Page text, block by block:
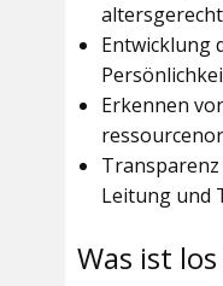
Entwicklung
Erkennen
Leitung und
Was ist